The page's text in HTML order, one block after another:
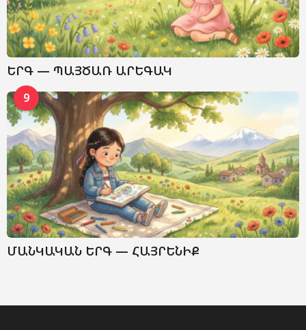
ԵՐԳ — ՊԱՅԾԱՌ ԱՐԵԳԱԿ
9
ՄԱՆԿԱԿԱՆ ԵՐԳ — ՀԱՅՐԵՆԻՔ